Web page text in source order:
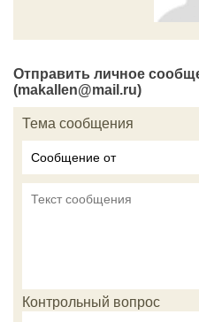
Отправить личное
(makallen@mail.ru)
Тема сообщения
Контрольный вопрос